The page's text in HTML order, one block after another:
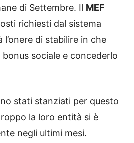
di Settembre. Il MEF
richiesti dal sistema
l’onere di stabilire in che
sociale e concederlo
stati stanziati per questo
la loro entità si è
negli ultimi mesi.